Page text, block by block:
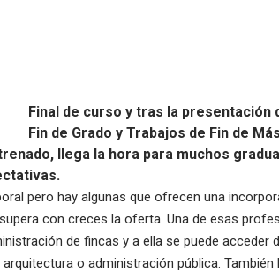
Final de curso y tras la presentación
Fin de Grado y Trabajos de Fin de
llega la hora para muchos
pero hay algunas que ofrecen una
con creces la oferta. Una de esas
de fincas y a ella se puede acceder
o administración pública. También